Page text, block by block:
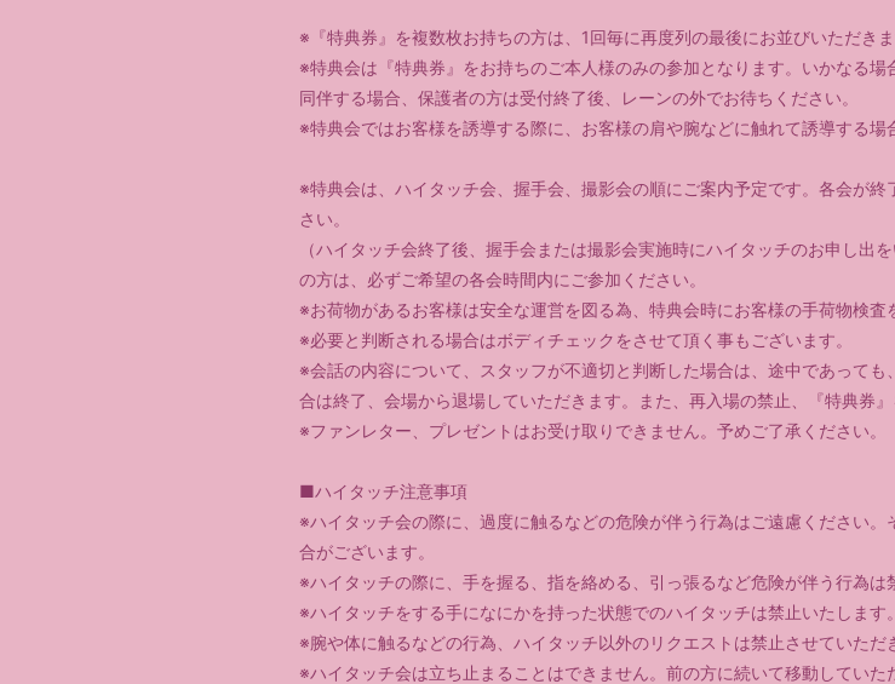
※『特典券』を複数枚お持ちの方は、1回毎に再度列の最後にお並びいただきま
※特典会は『特典券』をお持ちのご本人様のみの参加となります。いかなる
同伴する場合、保護者の方は受付終了後、レーンの外でお待ちください。
※特典会ではお客様を誘導する際に、お客様の肩や腕などに触れて誘導する場
※特典会は、ハイタッチ会、握手会、撮影会の順にご案内予定です。各会が
さい。
（ハイタッチ会終了後、握手会または撮影会実施時にハイタッチのお申し出
の方は、必ずご希望の各会時間内にご参加ください。
※お荷物があるお客様は安全な運営を図る為、特典会時にお客様の手荷物検査
※必要と判断される場合はボディチェックをさせて頂く事もございます。
※会話の内容について、スタッフが不適切と判断した場合は、途中であって
合は終了、会場から退場していただきます。また、再入場の禁止、『特典券
※ファンレター、プレゼントはお受け取りできません。予めご了承ください。
■ハイタッチ注意事項
※ハイタッチ会の際に、過度に触るなどの危険が伴う行為はご遠慮ください
合がございます。
※ハイタッチの際に、手を握る、指を絡める、引っ張るなど危険が伴う行為は
※ハイタッチをする手になにかを持った状態でのハイタッチは禁止いたします。
※腕や体に触るなどの行為、ハイタッチ以外のリクエストは禁止させていただ
※ハイタッチ会は立ち止まることはできません。前の方に続いて移動していた